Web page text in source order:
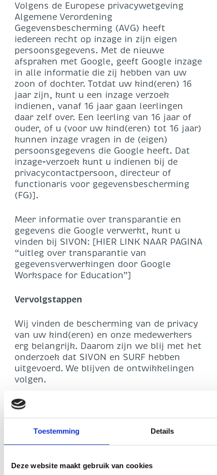
Toestemming Details
Deze website maakt gebruik van cookies
Volgens de Europese privacywetgeving
Algemene Verordening
Gegevensbescherming (AVG) heeft
iedereen recht op inzage in zijn eigen
persoonsgegevens. Met de nieuwe
afspraken met Google, geeft Google inzage
in alle informatie die zij hebben van uw
zoon of dochter. Totdat uw kind(eren) 16
jaar zijn, kunt u een inzage verzoek
indienen, vanaf 16 jaar gaan leerlingen
daar zelf over. Een leerling van 16 jaar of
ouder, of u (voor uw kind(eren) tot 16 jaar)
kunnen inzage vragen in de (eigen)
persoonsgegevens die Google heeft. Dat
inzage-verzoek kunt u indienen bij de
privacycontactpersoon, directeur of
functionaris voor gegevensbescherming
(FG)].
Meer informatie over transparantie en
gegevens die Google verwerkt, kunt u
vinden bij SIVON: [HIER LINK NAAR PAGINA
“uitleg over transparantie van
gegevensverwerkingen door Google
Workspace for Education”]
Vervolgstappen
Wij vinden de bescherming van de privacy
van uw kind(eren) en onze medewerkers
erg belangrijk. Daarom zijn we blij met het
onderzoek dat SIVON en SURF hebben
uitgevoerd. We blijven de ontwikkelingen
volgen.
Mocht u hierover vragen hebben, dan kunt
contactpersoon school>